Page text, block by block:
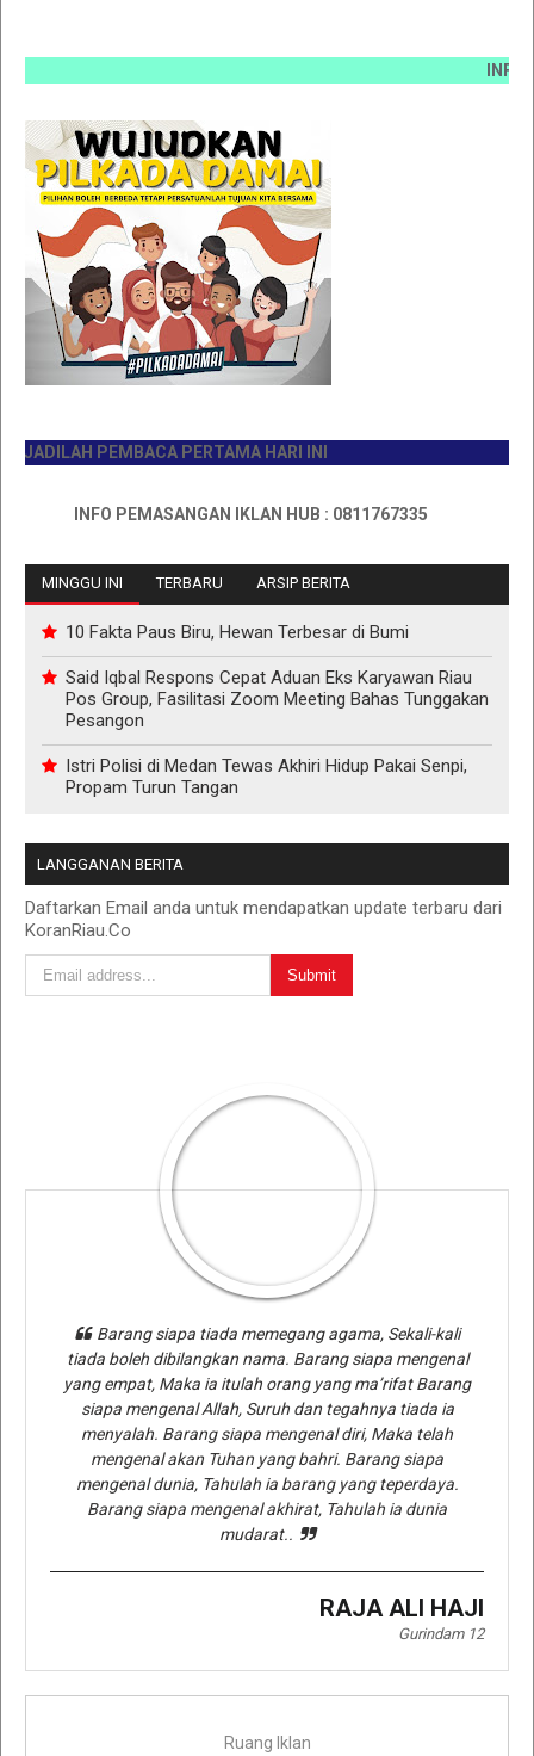
INFO
PEMBACA PERTAMA HARI INI
INFO PEMASANGAN IKLAN HUB : 0811767335
MINGGU INI TERBARU ARSIP BERITA
10 Fakta Paus Biru, Hewan Terbesar di Bumi
Said Iqbal Respons Cepat Aduan Eks Karyawan Riau
Pos Group, Fasilitasi Zoom Meeting Bahas Tunggakan
Pesangon
Istri Polisi di Medan Tewas Akhiri Hidup Pakai Senpi,
Propam Turun Tangan
LANGGANAN BERITA
Daftarkan Email anda untuk mendapatkan update terbaru dari
KoranRiau.Co
Barang siapa tiada memegang agama, Sekali-kali
tiada boleh dibilangkan nama. Barang siapa mengenal
yang empat, Maka ia itulah orang yang ma’rifat Barang
siapa mengenal Allah, Suruh dan tegahnya tiada ia
menyalah. Barang siapa mengenal diri, Maka telah
mengenal akan Tuhan yang bahri. Barang siapa
mengenal dunia, Tahulah ia barang yang teperdaya.
Barang siapa mengenal akhirat, Tahulah ia dunia
mudarat..
RAJA ALI HAJI
Gurindam 12
Ruang Iklan